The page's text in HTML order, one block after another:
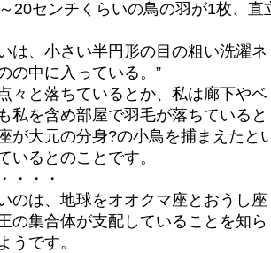
20センチくらいの鳥の羽が1枚、直
は、小さい半円形の目の粗い洗濯ネ
の中に入っている。”
々と落ちているとか、私は廊下やベ
私を含め部屋で羽毛が落ちていると
が大元の分身?の小鳥を捕まえたと
いるとのことです。
・・・
のは、地球をオオクマ座とおうし座
の集合体が支配していることを知ら
うです。